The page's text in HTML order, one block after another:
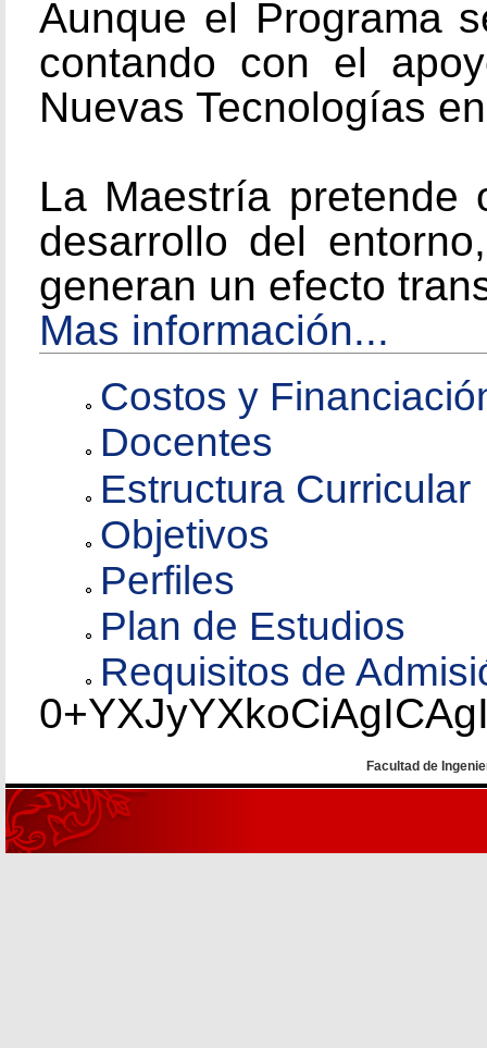
Aunque el Programa
contando con el
Nuevas Tecnologías
La Maestría pretende
desarrollo del
generan un efecto
Mas información...
Costos y
Docentes
Estructura Curricular
Objetivos
Perfiles
Plan de Estudios
Requisitos de
Facultad de